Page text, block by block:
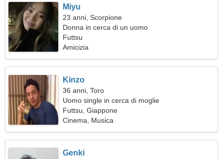
Miyu
23 anni, Scorpione
Donna in cerca di un uomo
Futtsu
Amicizia
Kinzo
36 anni, Toro
Uomo single in cerca di moglie
Futtsu, Giappone
Cinema, Musica
Genki